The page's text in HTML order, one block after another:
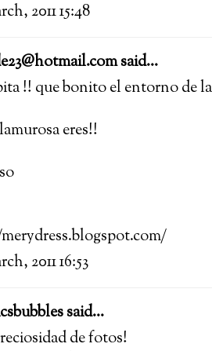
2011 15:48
said...
!! que bonito el entorno de
eres!!
2011 16:53
said...
de fotos!